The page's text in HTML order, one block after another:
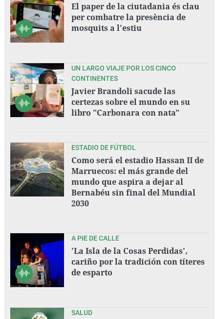
El paper de la ciutadania és clau
per combatre la presència de
mosquits a l'estiu
UN LARGO VIAJE POR LOS CINCO
CONTINENTES
Javier Brandoli sacude las
certezas sobre el mundo en su
libro "Carbonara con nata"
ESTADIO DE FÚTBOL
Como será el estadio Hassan II de
Marruecos: el más grande del
mundo que aspira a dejar al
Bernabéu sin final del Mundial
2030
A PIE DE CALLE
'La Isla de la Cosas Perdidas',
cariño por la tradición con títeres
de esparto
SALUD